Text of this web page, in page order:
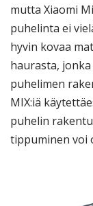
mutta Xiaomi
puhelinta ei
hyvin kovaa
haurasta,
puhelimen
MIX:iä
puhelin
tippuminen voi